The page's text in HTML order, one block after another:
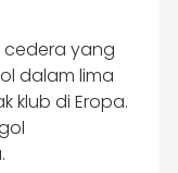
cedera yang
dalam lima
klub di Eropa.